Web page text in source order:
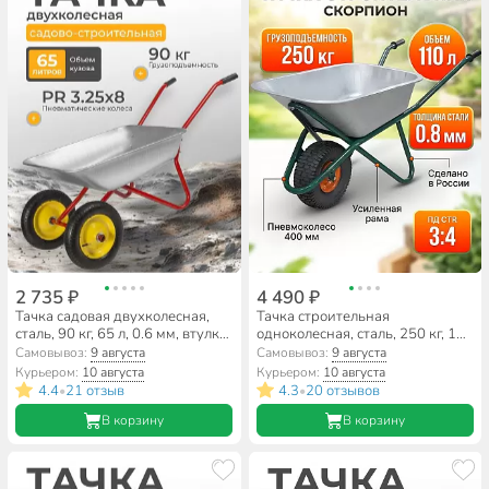
2 735 ₽
Тачка садовая двухколесная,
сталь, 90 кг, 65 л, 0.6 мм, втулка
d25 мм, PR 3.25х8, красная,
Корона, 12.65.90
Самовывоз:9 августа
Курьером: 10 августа
4.4•21 отзыв
В корзину
4 490 ₽
Тачка строительная
одноколесная, сталь, 250 кг, 110
л, 0.8 мм, втулка D20 мм, PR
6.00х6, Скорпион
Самовывоз: 9 августа
Курьером: 10 августа
4.3•20 отзывов
В корзину